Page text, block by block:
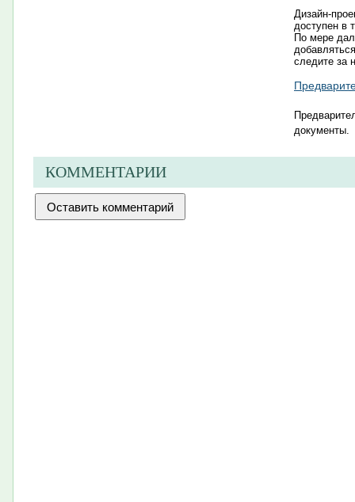
Дизайн-
доступен в
По мере
следите за
Пре
документы.​
КОММЕНТАРИИ